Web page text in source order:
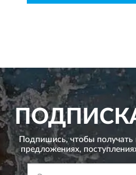
Подпишись, чтобы
предложениях,